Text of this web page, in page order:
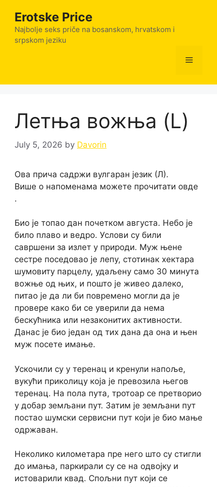
content
Erotske Price
Najbolje seks priče na bosanskom, hrvatskom i
srpskom jeziku
Menu
Летња вожња (L)
July 5, 2026 by Davorin
Ова прича садржи вулгаран језик (Л).
Више о напоменама можете прочитати овде
.
Био је топао дан почетком августа. Небо је
било плаво и ведро. Услови су били
савршени за излет у природи. Муж њене
сестре поседовао је лепу, стотинак хектара
шумовиту парцелу, удаљену само 30 минута
вожње од њих, и пошто је живео далеко,
питао је да ли би повремено могли да је
провере како би се уверили да нема
бескућника или незаконитих активности.
Данас је био један од тих дана да она и њен
муж посете имање.
Ускочили су у теренац и кренули напоље,
вукући приколицу која је превозила његов
теренац. На пола пута, тротоар се претворио
у добар земљани пут. Затим је земљани пут
постао шумски сервисни пут који је био мање
одржаван.
Неколико километара пре него што су стигли
до имања, паркирали су се на одвојку и
истоварили квад. Спољни пут који се